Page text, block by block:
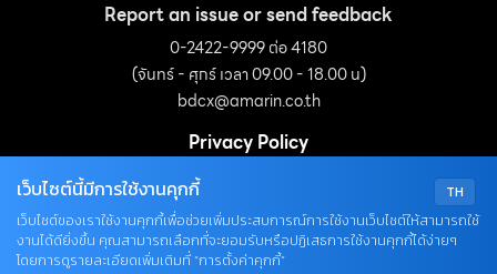
Report an issue or send feedback
0-2422-9999 ต่อ 4180
(จันทร์ - ศุกร์ เวลา 09.00 - 18.00 น)
bdcx@amarin.co.th
Privacy Policy
OUR SOCIALS
TH
เว็บไซต์นี้มีการใช้งานคุกกี้
เว็บไซต์ของเราใช้งานคุกกี้เพื่อช่วยเพิ่มประสบการณ์การใช้งานเว็บไซต์ให้สามารถใช้
งานได้ดียิ่งขึ้น คุณสามารถเลือกที่จะยอมรับหรือปฏิเสธการใช้งานคุกกี้ได้ง่ายๆ
โดยการดูรายละเอียดเพิ่มเติมที่ “การตั้งค่าคุกกี้”